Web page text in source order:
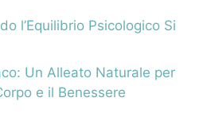
l’Equilibrio Psicologico Si
Un Alleato Naturale per
e il Benessere